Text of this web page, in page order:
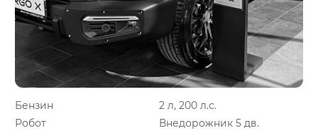
Бензин
2 л, 200 л.с.
Робот
Внедорожник 5 дв.